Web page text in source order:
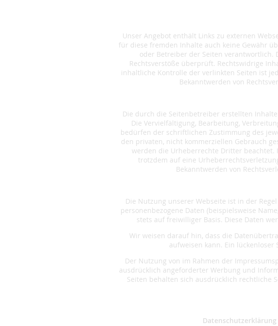
Unser Angebot enthält Links zu externen
für diese fremden Inhalte auch keine Gewähr
oder Betreiber der Seiten
Rechtsverstöße überprüft. Rechtswidrige
inhaltliche Kontrolle der verlinkten Seiten ist
Bekanntwerden von
Die durch die Seitenbetreiber erstellten
Die Vervielfältigung, Bearbeitung,
bedürfen der schriftlichen Zustimmung des
den privaten, nicht kommerziellen Gebrauch
werden die Urheberrechte Dritter beachtet.
trotzdem auf eine
Bekanntwerden von
Die Nutzung unserer Webseite ist in der
personenbezogene Daten (beispielsweise
stets auf freiwilliger Basis. Diese Daten
Wir weisen darauf hin, dass die
aufweisen kann. Ein
Der Nutzung von im Rahmen der
ausdrücklich angeforderter Werbung und
Seiten behalten sich ausdrücklich rechtliche